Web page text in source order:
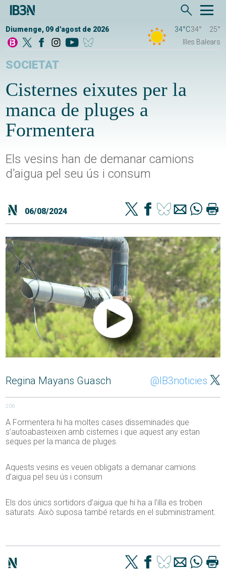
Diumenge, 09 d'agost de 2026 34°C34°
25°
Illes Balears
SOCIETAT
Cisternes eixutes per la
manca de pluges a
Formentera
Els vesins han de demanar camions
d'aigua pel seu ús i consum
06/08/2024
Regina Mayans Guasch @IB3noticies
206
A Formentera hi ha moltes cases disseminades que
s’autoabasteixen amb cisternes i que aquest any estan
seques per la manca de pluges.
Aquests vesins es veuen obligats a demanar camions
d’aigua pel seu ús i consum
Els dos únics sortidors d’aigua que hi ha a l’illa es troben
saturats. Això suposa també retards en el subministrament.